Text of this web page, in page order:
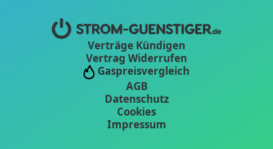
Verträge Kündigen
Vertrag Widerrufen
Gaspreisvergleich
AGB
Datenschutz
Cookies
Impressum